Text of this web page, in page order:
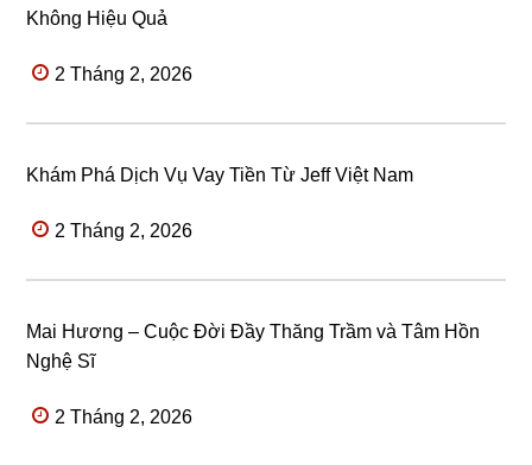
Không Hiệu Quả
2 Tháng 2, 2026
Khám Phá Dịch Vụ Vay Tiền Từ Jeff Việt Nam
2 Tháng 2, 2026
Mai Hương – Cuộc Đời Đầy Thăng Trầm và Tâm Hồn
Nghệ Sĩ
2 Tháng 2, 2026